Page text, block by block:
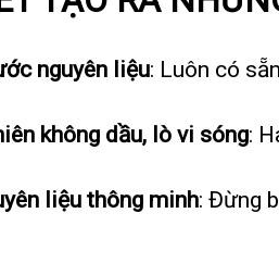
nguyên liệu: Luôn có
không dầu, lò vi sóng:
liệu thông minh: Đừng